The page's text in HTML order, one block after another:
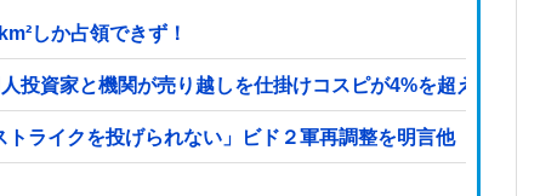
しか占領できず！
投資家と機関が売り越しを仕掛けコスピが4%を超える大
ライクを投げられない」ビド２軍再調整を明言他